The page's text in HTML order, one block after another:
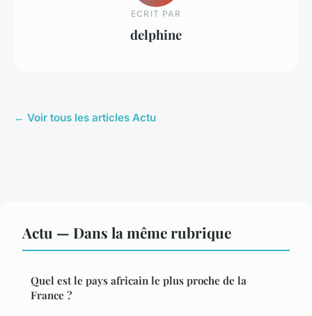
ECRIT PAR
delphine
← Voir tous les articles Actu
Actu — Dans la même rubrique
Quel est le pays africain le plus proche de la
France ?